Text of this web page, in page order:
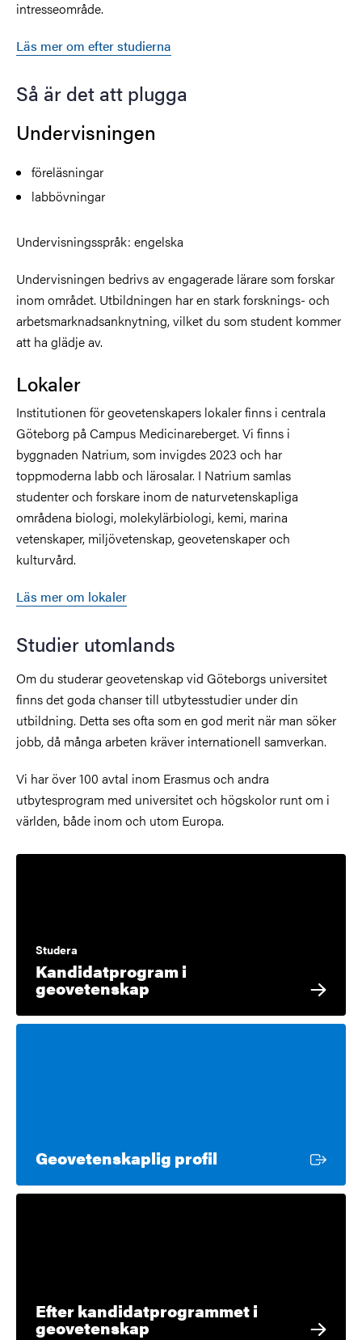
intresseområde.
Läs mer om efter studierna
Så är det att plugga
Undervisningen
föreläsningar
labbövningar
Undervisningsspråk: engelska
Undervisningen bedrivs av engagerade lärare som forskar
inom området. Utbildningen har en stark forsknings- och
arbetsmarknadsanknytning, vilket du som student kommer
att ha glädje av.
Lokaler
Institutionen för geovetenskapers lokaler finns i centrala
Göteborg på Campus Medicinareberget. Vi finns i
byggnaden Natrium, som invigdes 2023 och har
toppmoderna labb och lärosalar. I Natrium samlas
studenter och forskare inom de naturvetenskapliga
områdena biologi, molekylärbiologi, kemi, marina
vetenskaper, miljövetenskap, geovetenskaper och
kulturvård.
Läs mer om lokaler
Studier utomlands
Om du studerar geovetenskap vid Göteborgs universitet
finns det goda chanser till utbytesstudier under din
utbildning. Detta ses ofta som en god merit när man söker
jobb, då många arbeten kräver internationell samverkan.
Vi har över 100 avtal inom Erasmus och andra
utbytesprogram med universitet och högskolor runt om i
världen, både inom och utom Europa.
Studera
Kandidatprogram i
geovetenskap
Geovetenskaplig profil
Efter kandidatprogrammet i
geovetenskap